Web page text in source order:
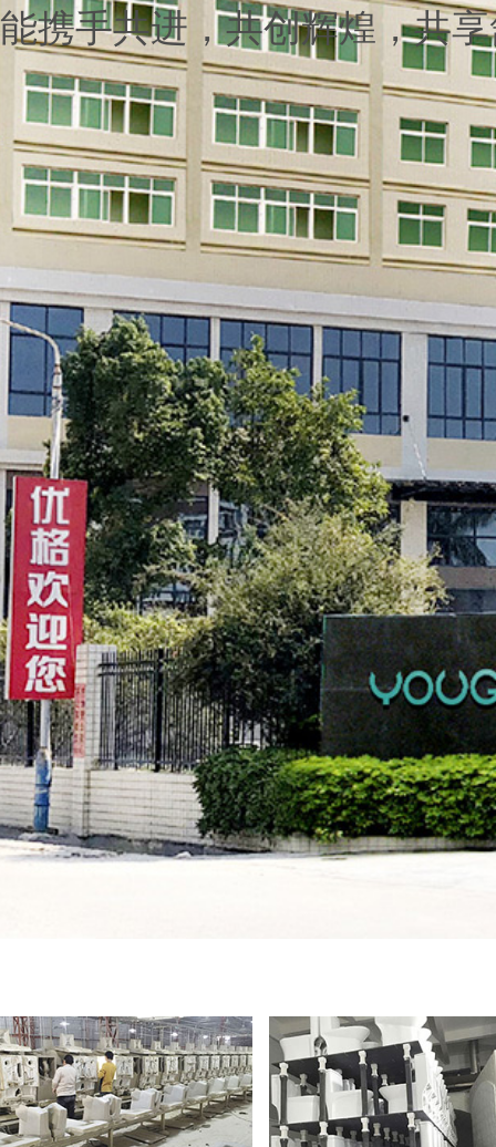
能携手共进，共创辉煌，共